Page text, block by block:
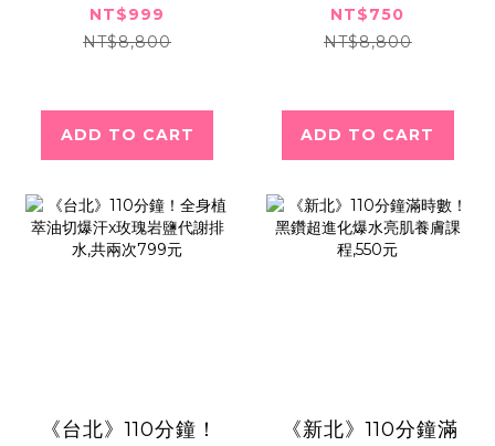
｜全身舒壓美體饗
宴,999元
NT$999
NT$8,800
ADD TO CART
眠!全身忘憂・香氛
精油按摩SPA,750
NT$750
NT$8,800
ADD TO CART
​​ ​《台北》110分鐘！
​​ ​《新北》110分鐘滿